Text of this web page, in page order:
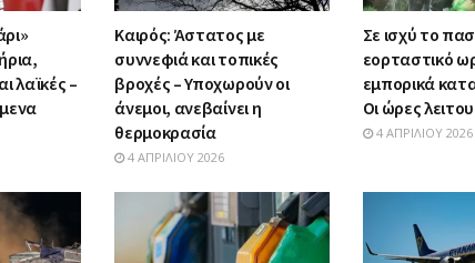
λαϊκές –
Καιρός: Άστατος με
συννεφιά και τοπικές
βροχές – Υποχωρούν οι
άνεμοι, ανεβαίνει η
θερμοκρασία
4 ΑΠΡΙΛΊΟΥ 2026
Σε ισχύ το
εορταστικό
εμπορικά
Οι ώρες
4 ΑΠΡΙΛΊΟΥ 2026